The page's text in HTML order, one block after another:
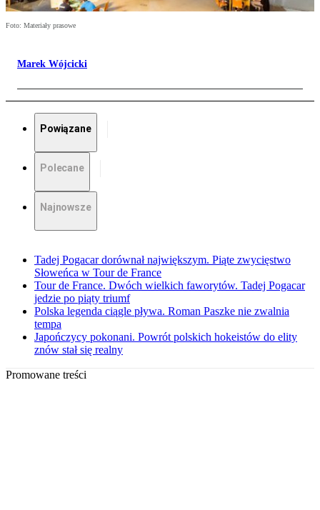
Foto: Materiały prasowe
Marek Wójcicki
Powiązane
Polecane
Najnowsze
Tadej Pogacar dorównał największym. Piąte zwycięstwo
Słoweńca w Tour de France
Tour de France. Dwóch wielkich faworytów. Tadej Pogacar
jedzie po piąty triumf
Polska legenda ciągle pływa. Roman Paszke nie zwalnia
tempa
Japończycy pokonani. Powrót polskich hokeistów do elity
znów stał się realny
Promowane treści